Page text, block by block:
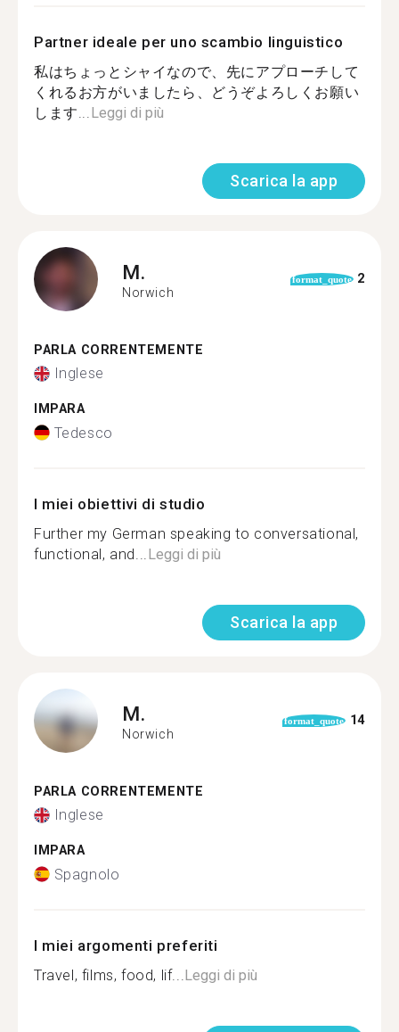
Partner ideale per uno scambio linguistico
私はちょっとシャイなので、先にアプローチして
くれるお方がいましたら、どうぞよろしくお願い
します... Leggi di più
Scarica la app
M.
Norwich
format_quote 2
PARLA CORRENTEMENTE
Inglese
IMPARA
Tedesco
I miei obiettivi di studio
Further my German speaking to conversational,
functional, and... Leggi di più
Scarica la app
M.
Norwich
format_quote 14
PARLA CORRENTEMENTE
Inglese
IMPARA
Spagnolo
I miei argomenti preferiti
Travel, films, food, lif... Leggi di più